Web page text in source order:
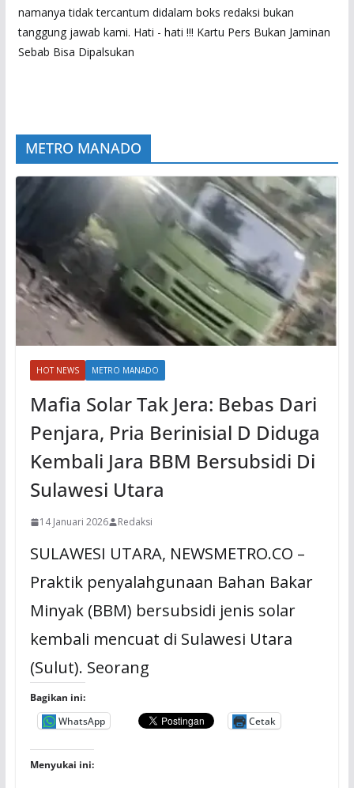
namanya tidak tercantum didalam boks redaksi bukan
tanggung jawab kami. Hati - hati !!! Kartu Pers Bukan Jaminan
Sebab Bisa Dipalsukan
METRO MANADO
HOT NEWS METRO MANADO
Mafia Solar Tak Jera: Bebas Dari
Penjara, Pria Berinisial D Diduga
Kembali Jara BBM Bersubsidi Di
Sulawesi Utara
14 Januari 2026 Redaksi
SULAWESI UTARA, NEWSMETRO.CO –
Praktik penyalahgunaan Bahan Bakar
Minyak (BBM) bersubsidi jenis solar
kembali mencuat di Sulawesi Utara
(Sulut). Seorang
Bagikan ini:
WhatsApp
Cetak
Menyukai ini: